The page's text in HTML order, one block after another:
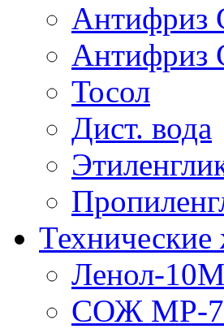
Антифриз
Антифриз
Тосол
Дист. вода
Технические
Ленол-
СОЖ МР-7